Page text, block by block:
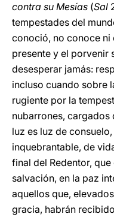
contra su Mesías (Sal
tempestades del
conoció, no conoce ni
presente y el porvenir
desesperar jamás:
incluso cuando sobre
rugiente por la
nubarrones, cargados
luz es luz de
inquebrantable, de
final del Redentor,
salvación, en la paz
aquellos que,
gracia, habrán